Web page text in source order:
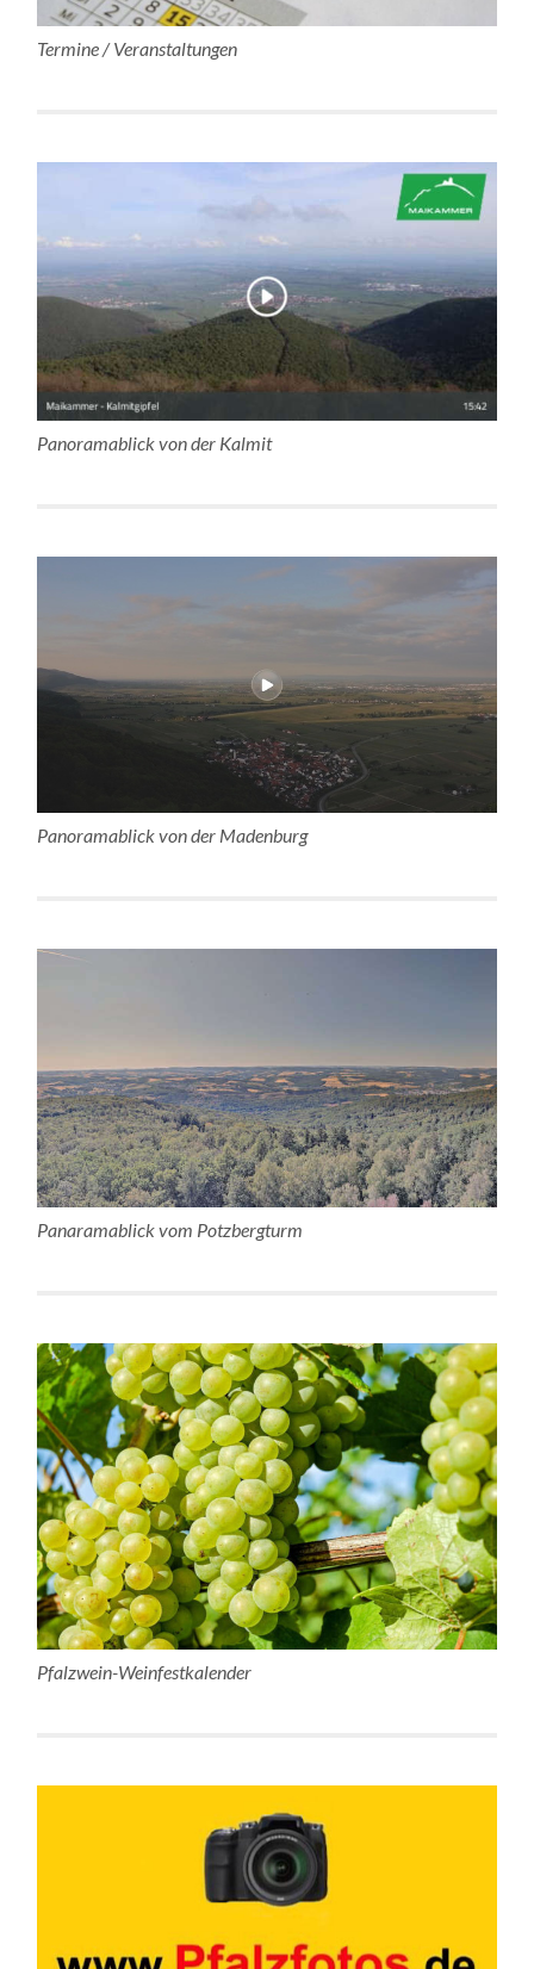
Termine / Veranstaltungen
Panoramablick von der Kalmit
Panoramablick von der Madenburg
Panaramablick vom Potzbergturm
Pfalzwein-Weinfestkalender